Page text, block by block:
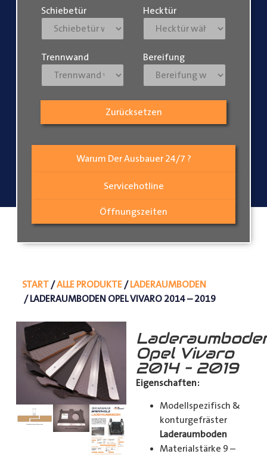
Warum Der Ausbauer 24/7 ?
Servicehotline
Öffnungszeiten
Schiebetür Hecktür
Trennwand Bereifung
Zurücksetzen
START/ALLE PRODUKTE/LADERAUMBODEN
/ LADERAUMBODEN OPEL VIVARO 2014 – 2019
Opel Vivaro
2014 – 2019
Eigenschaften:
Modellspezifisch &
konturgefräster
Laderaumboden
Materialstärke 9 –